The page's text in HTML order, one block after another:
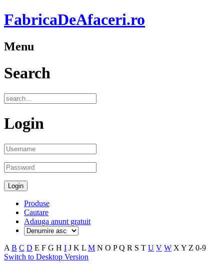
FabricaDeAfaceri.ro
Menu
Search
Login
Produse
Cautare
Adauga anunt gratuit
A B C D E F G H I J K L M N O P Q R S T U V W X Y Z 0-9
Switch to Desktop Version